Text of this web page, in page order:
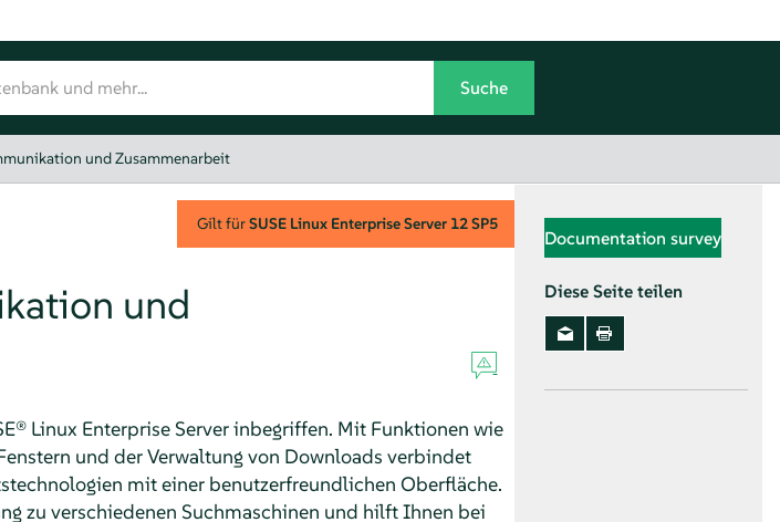
und Zusammenarbeit
Gilt fürSUSE Linux Enterprise Server 12 SP5
und
Linux Enterprise Serverinbegriffen. Mit Funktionen wie
und der Verwaltung von Downloads verbindet
mit einer benutzerfreundlichen Oberfläche.
zu verschiedenen Suchmaschinen und hilft Ihnen bei
Documentation survey
Diese Seite teilen